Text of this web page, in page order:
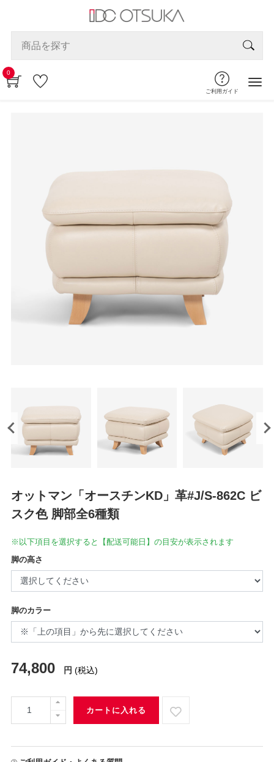
0
ご利用ガイド
オットマン「オースチンKD」革#J/S-862C ビ
スク色 脚部全6種類
※以下項目を選択すると【配送可能日】の目安が表示されます
脚の高さ
脚のカラー
74,800 円 (税込)
カートに入れる